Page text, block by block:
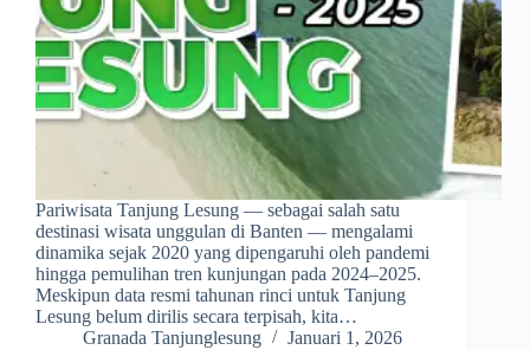
Pariwisata Tanjung Lesung — sebagai salah satu
destinasi wisata unggulan di Banten — mengalami
dinamika sejak 2020 yang dipengaruhi oleh pandemi
hingga pemulihan tren kunjungan pada 2024–2025.
Meskipun data resmi tahunan rinci untuk Tanjung
Lesung belum dirilis secara terpisah, kita…
Granada Tanjunglesung
Januari 1, 2026